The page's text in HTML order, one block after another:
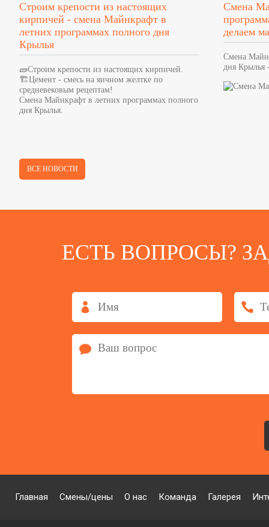
Строим крепости из настоящих
кирпичей - смена Майнкрафт в
летних программах полного дня
Крылья
🧱Строим крепости из настоящих кирпичей.
🏗Цемент - смесь на яичном желтке по
средневековым рецептам!
Смена Майнкрафт в летних программах полного
дня Крылья.
Смена
делаем
Смена
дня Крылья
ВСЕ НОВОСТИ
ЕСТЬ ВОПРОСЫ?
Главная Смены/цены О нас Команда Галерея